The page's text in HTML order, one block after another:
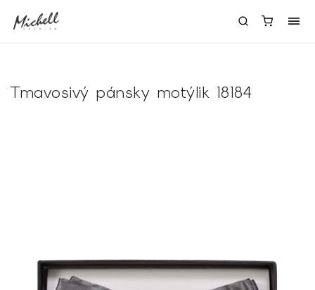
Tmavosivý pánsky motýlik 18184